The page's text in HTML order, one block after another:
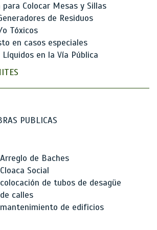
Colocar Mesas y Sillas
de Residuos
Tóxicos
en casos especiales
Líquidos en la Vía Pública
PUBLICAS
de Baches
Social
de tubos de desagüe
calles
de edificios